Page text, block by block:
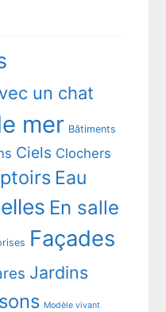
un chat
mer Bâtiments
Ciels Clochers
Eau
En salle
Façades
Jardins
Modèle vivant